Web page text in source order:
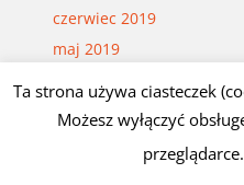
czerwiec 2019
maj 2019
marzec 2019
Ta strona używa ciasteczek
Możesz wyłączyć
przeglądarce.